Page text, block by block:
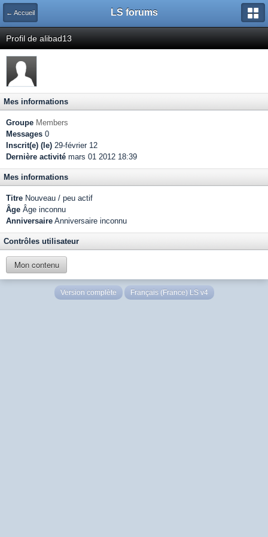
← Accueil LS forums
Profil de alibad13
Mes informations
Groupe Members
Messages 0
Inscrit(e) (le) 29-février 12
Dernière activité mars 01 2012 18:39
Mes informations
Titre Nouveau / peu actif
Âge Âge inconnu
Anniversaire Anniversaire inconnu
Contrôles utilisateur
Mon contenu
Version complète Français (France) LS v4